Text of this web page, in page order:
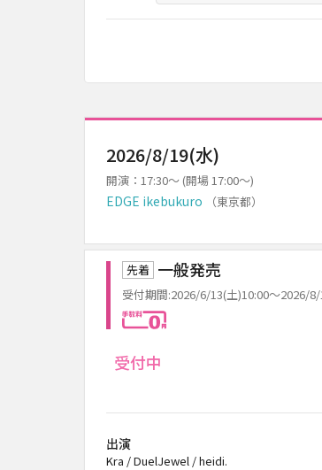
2026/8/19(水)
開演：17:30～ (開場 17:00～)
EDGE ikebukuro （東京都）
先着 一般発売
受付期間:2026/6/13(土)10:00～2026/
受付中
出演
Kra / DuelJewel / heidi.